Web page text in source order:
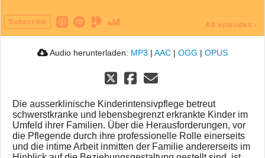
Subscribe All episodes ›
Audio herunterladen: MP3 | AAC | OGG | OPUS
Die ausserklinische Kinderintensivpflege betreut
schwerstkranke und lebensbegrenzt erkrankte Kinder im
Umfeld ihrer Familien. Über die Herausforderungen, vor
die Pflegende durch ihre professionelle Rolle einerseits
und die intime Arbeit inmitten der Familie andererseits im